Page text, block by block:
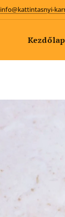
info@kattintasnyi-
Kezdőlap